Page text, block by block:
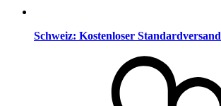
Schweiz: Kostenloser Standardversand